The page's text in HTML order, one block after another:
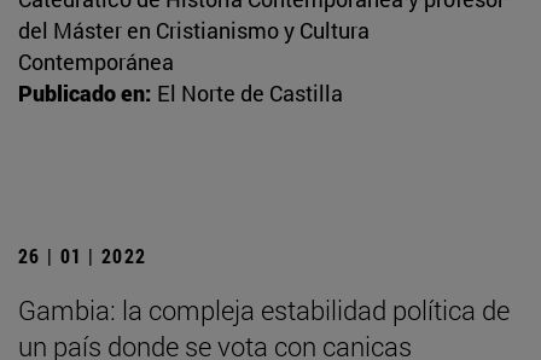
del Máster en Cristianismo y Cultura
Contemporánea
Publicado en: El Norte de Castilla
26 | 01 | 2022
Gambia: la compleja estabilidad política de
un país donde se vota con canicas